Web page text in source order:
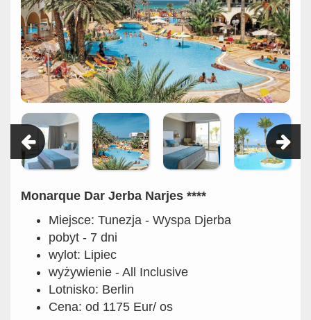
Monarque Dar Jerba Narjes ****
Miejsce: Tunezja - Wyspa Djerba
pobyt - 7 dni
wylot: Lipiec
wyżywienie - All Inclusive
Lotnisko: Berlin
Cena: od 1175 Eur/ os